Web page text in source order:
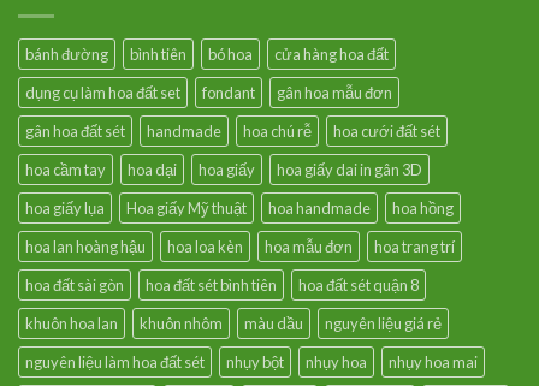
bánh đường bình tiên bó hoa
cửa hàng hoa đất
dụng cụ làm hoa đất set
fondant
gân hoa mẫu đơn
gân hoa đất sét
handmade hoa chú rễ
hoa cưới đất sét
hoa cầm tay
hoa dại hoa giấy
hoa giấy dai in gân 3D
hoa giấy lụa
Hoa giấy Mỹ thuật hoa handmade
hoa hồng
hoa lan hoàng hậu
hoa loa kèn hoa mẫu đơn
hoa trang trí
hoa đất sài gòn
hoa đất sét bình tiên
hoa đất sét quận 8
khuôn hoa lan
khuôn nhôm màu dầu
nguyên liệu giá rẻ
nguyên liệu làm hoa đất sét
nhụy bột nhụy hoa nhụy hoa mai